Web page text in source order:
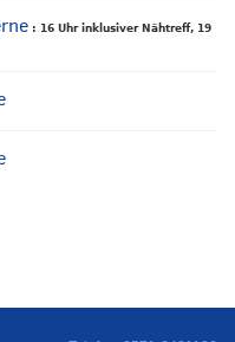
: 16 Uhr inklusiver Nähtreff, 19